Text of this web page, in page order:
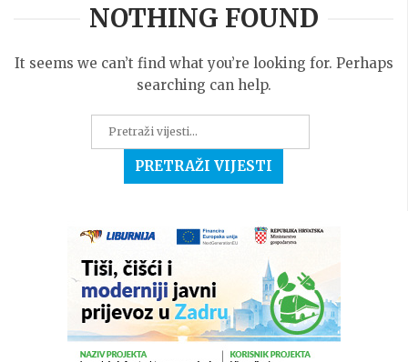
NOTHING FOUND
It seems we can’t find what you’re looking for. Perhaps
searching can help.